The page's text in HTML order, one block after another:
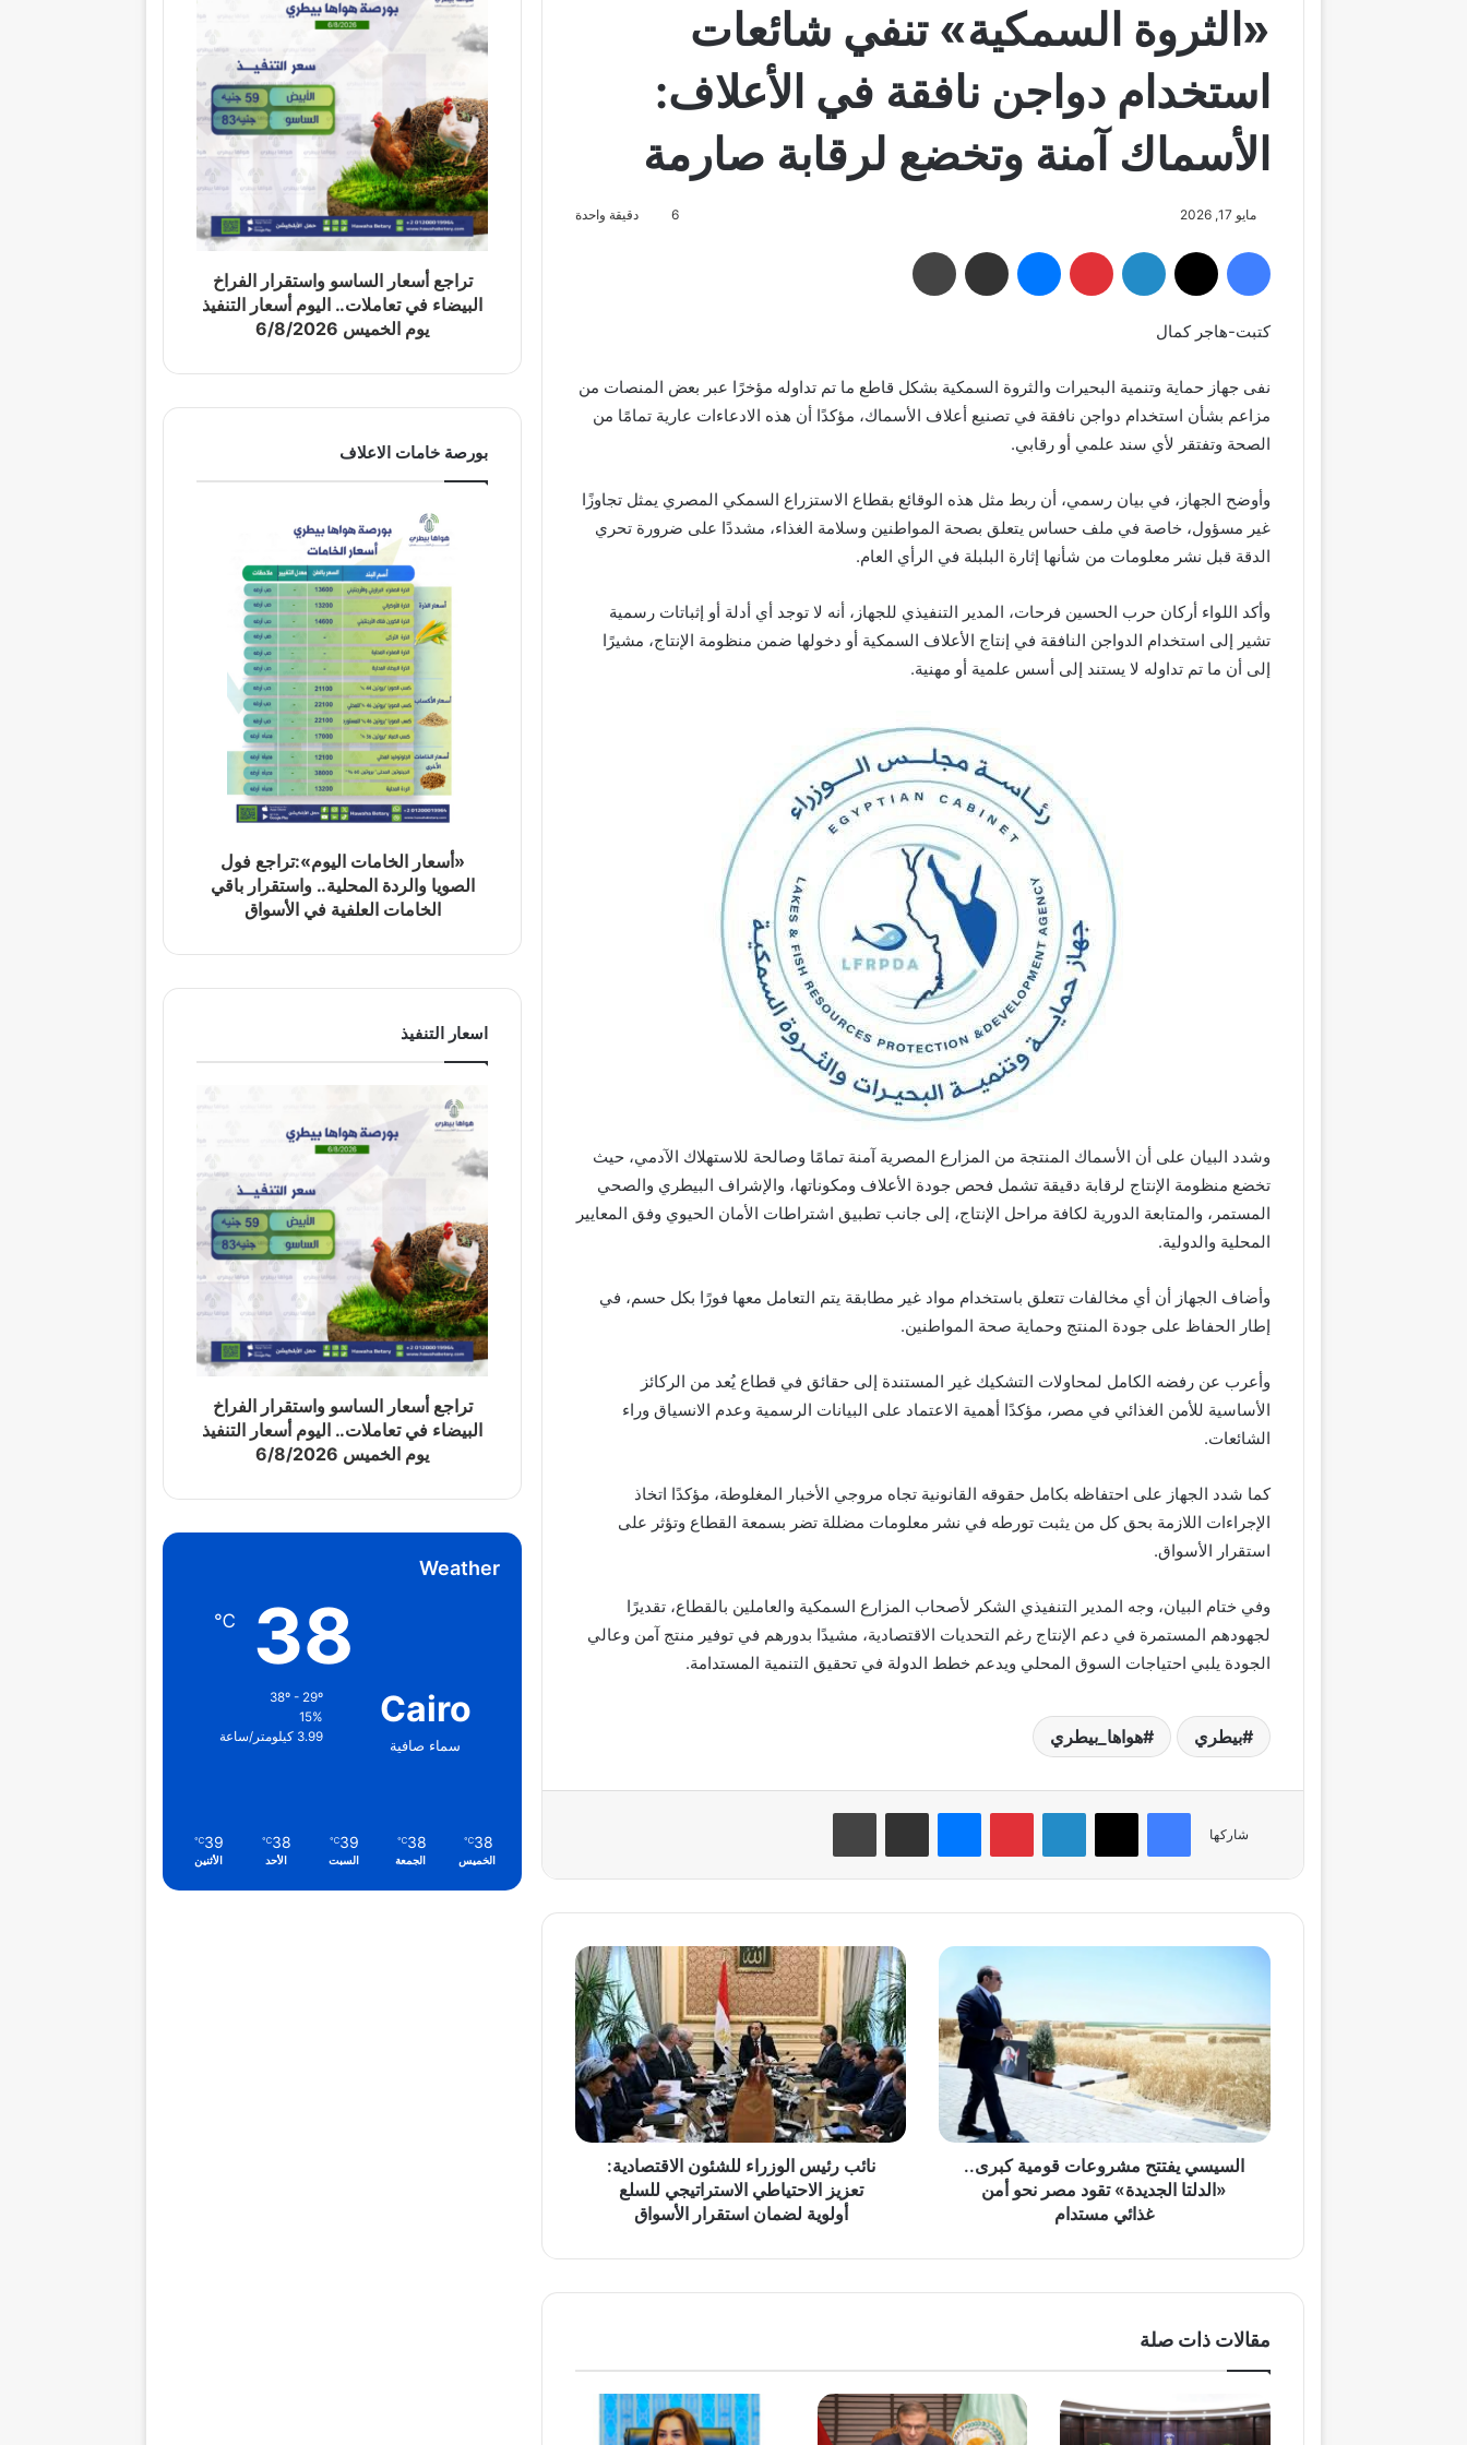
«الثروة السمكية» تنفي شائعات
استخدام دواجن نافقة في الأعلاف:
الأسماك آمنة وتخضع لرقابة صارمة
مايو 17, 2026 6 دقيقة واحدة
فيسبوك لينكدإن بينتيريست ماسنجر مشاركة عبر البريد
كتبت-هاجر كمال
نفى جهاز حماية وتنمية البحيرات والثروة السمكية بشكل قاطع ما تم تداوله مؤخرًا عبر بعض المنصات من
مزاعم بشأن استخدام دواجن نافقة في تصنيع أعلاف الأسماك، مؤكدًا أن هذه الادعاءات عارية تمامًا من
الصحة وتفتقر لأي سند علمي أو رقابي.
وأوضح الجهاز، في بيان رسمي، أن ربط مثل هذه الوقائع بقطاع الاستزراع السمكي المصري يمثل تجاوزًا
غير مسؤول، خاصة في ملف حساس يتعلق بصحة المواطنين وسلامة الغذاء، مشددًا على ضرورة تحري
الدقة قبل نشر معلومات من شأنها إثارة البلبلة في الرأي العام.
وأكد اللواء أركان حرب الحسين فرحات، المدير التنفيذي للجهاز، أنه لا توجد أي أدلة أو إثباتات رسمية
تشير إلى استخدام الدواجن النافقة في إنتاج الأعلاف السمكية أو دخولها ضمن منظومة الإنتاج، مشيرًا
إلى أن ما تم تداوله لا يستند إلى أسس علمية أو مهنية.
وشدد البيان على أن الأسماك المنتجة من المزارع المصرية آمنة تمامًا وصالحة للاستهلاك الآدمي، حيث
تخضع منظومة الإنتاج لرقابة دقيقة تشمل فحص جودة الأعلاف ومكوناتها، والإشراف البيطري والصحي
المستمر، والمتابعة الدورية لكافة مراحل الإنتاج، إلى جانب تطبيق اشتراطات الأمان الحيوي وفق المعايير
المحلية والدولية.
وأضاف الجهاز أن أي مخالفات تتعلق باستخدام مواد غير مطابقة يتم التعامل معها فورًا بكل حسم، في
إطار الحفاظ على جودة المنتج وحماية صحة المواطنين.
وأعرب عن رفضه الكامل لمحاولات التشكيك غير المستندة إلى حقائق في قطاع يُعد من الركائز
الأساسية للأمن الغذائي في مصر، مؤكدًا أهمية الاعتماد على البيانات الرسمية وعدم الانسياق وراء
الشائعات.
كما شدد الجهاز على احتفاظه بكامل حقوقه القانونية تجاه مروجي الأخبار المغلوطة، مؤكدًا اتخاذ
الإجراءات اللازمة بحق كل من يثبت تورطه في نشر معلومات مضللة تضر بسمعة القطاع وتؤثر على
استقرار الأسواق.
وفي ختام البيان، وجه المدير التنفيذي الشكر لأصحاب المزارع السمكية والعاملين بالقطاع، تقديرًا
لجهودهم المستمرة في دعم الإنتاج رغم التحديات الاقتصادية، مشيدًا بدورهم في توفير منتج آمن وعالي
الجودة يلبي احتياجات السوق المحلي ويدعم خطط الدولة في تحقيق التنمية المستدامة.
بيطري هواها_بيطري
شاركها
فيسبوك ‫X لينكدإن بينتيريستماسنجر مشاركة عبر البريد طباعة
السيسي
قومية
كبرى..
«الدلتا
الجديدة»
تقود
مصر
السيسي يفتتح مشروعات قومية كبرى..
«الدلتا الجديدة» تقود مصر نحو أمن
غذائي مستدام
نائب
رئيس
الوزراء
للشئون
الاقتصادية:
تعزيز
الاحتياطي
الاستراتيجي
للسلع
أولويةنائب رئيس الوزراء للشئون الاقتصادية:
تعزيز الاحتياطي الاستراتيجي للسلع
أولوية لضمان استقرار الأسواق
مقالات ذات صلة
تراجع أسعار الساسو واستقرار الفراخ
البيضاء في تعاملات.. اليوم أسعار التنفيذ
يوم الخميس 6/8/2026
بورصة خامات الاعلاف
«أسعار الخامات اليوم»:تراجع فول
الصويا والردة المحلية.. واستقرار باقي
الخامات العلفية في الأسواق
اسعار التنفيذ
تراجع أسعار الساسو واستقرار الفراخ
البيضاء في تعاملات.. اليوم أسعار التنفيذ
يوم الخميس 6/8/2026
Weather
Cairo
سماء صافية
38
℃
38º - 29º
15%
3.99 كيلومتر/ساعة
38
℃
الخميس
38
℃
الجمعة
39
℃
السبت
38
℃
الأحد
39
℃
الأثنين